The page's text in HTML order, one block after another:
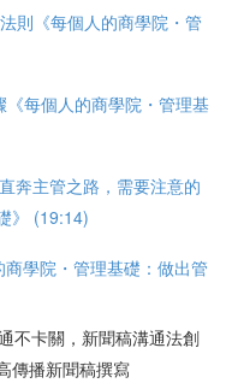
則《每個人的商學院・管
每個人的商學院・管理基
奔主管之路，需要注意的
》 (19:14)
學院・管理基礎：做出管
不卡關，新聞稿溝通法創
傳播新聞稿撰寫